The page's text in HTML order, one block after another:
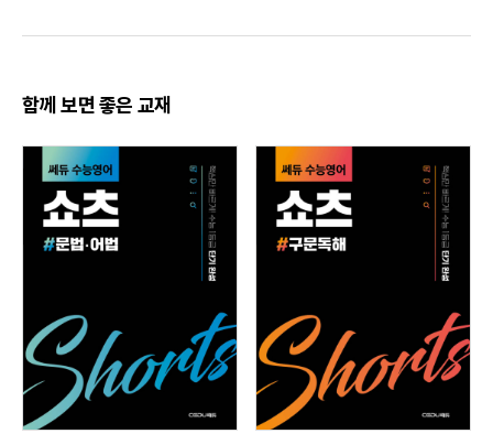
2. Pattern Practice: 다양한 소재의 연습문제에 유형별 해결 Point 적용
5. 고난도 Final Test: 총 4회 수록, 최신 출제 경향 및 난이도를 반영 한 실전 문
제로 최종 실력 점검하기
함께 보면 좋은 교재